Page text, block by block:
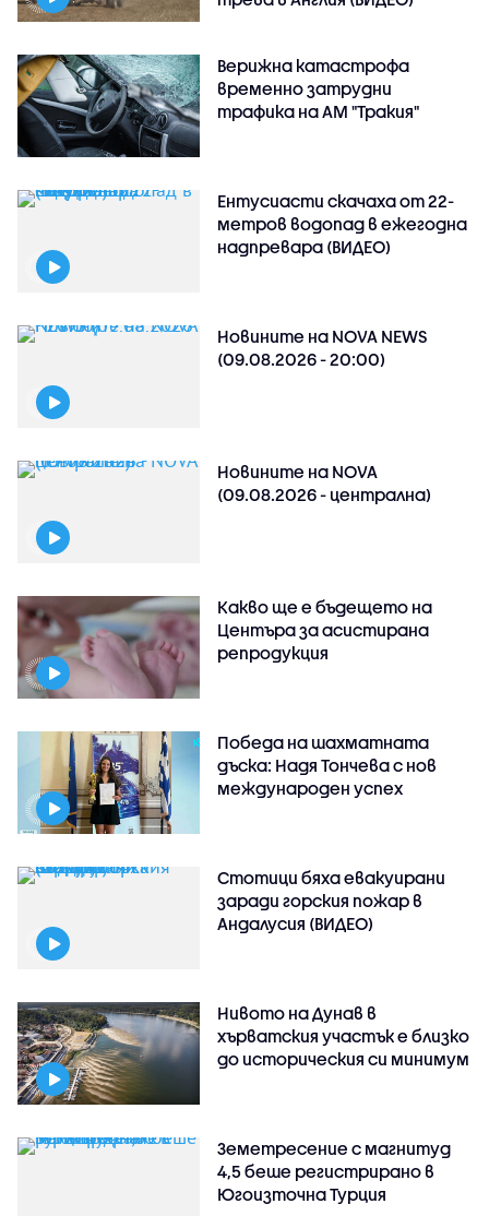
Верижна катастрофа
временно затрудни
трафика на АМ "Тракия"
Ентусиасти скачаха от 22-
метров водопад в ежегодна
надпревара (ВИДЕО)
Новините на NOVA NEWS
(09.08.2026 - 20:00)
Новините на NOVA
(09.08.2026 - централна)
Какво ще е бъдещето на
Центъра за асистирана
репродукция
Победа на шахматната
дъска: Надя Тончева с нов
международен успех
Стотици бяха евакуирани
заради горския пожар в
Андалусия (ВИДЕО)
Нивото на Дунав в
хърватския участък е близко
до историческия си минимум
Земетресение с магнитуд
4,5 беше регистрирано в
Югоизточна Турция